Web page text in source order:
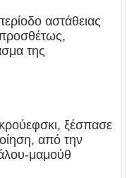
αστάθειας
της
ξέσπασε
από την
μαμούθ